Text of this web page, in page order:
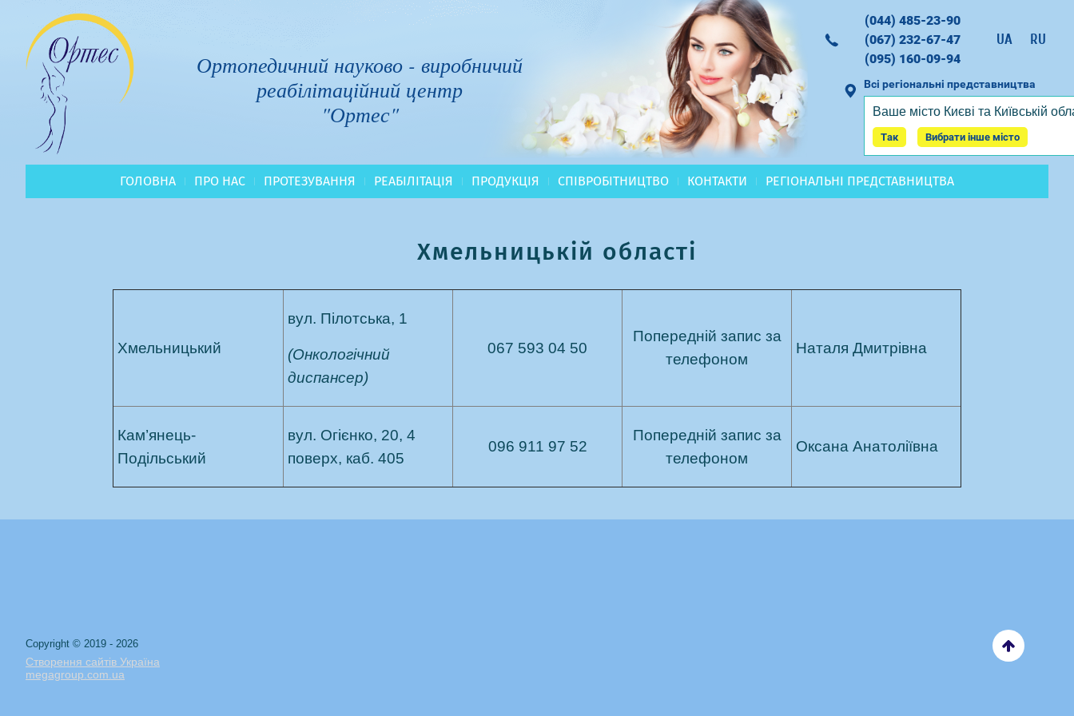
Ортопедичний науково - виробничий
реабілітаційний центр
"Ортес"
(044) 485-23-90
(067) 232-67-47
(095) 160-09-94
RU
UA
Ваше місто Києві та Київській
Так Вибрати інше місто
Всі регіональні представництва
Замовити дзвінок
ГОЛОВНА ПРО НАС ПРОТЕЗУВАННЯ РЕАБІЛІТАЦІЯ ПРОДУКЦІЯ СПІВРОБІТНИЦТВО КОНТАКТИ РЕГІОНАЛЬНІ ПРЕДСТАВНИЦТВА
Хмельницькій області
Хмельницький
вул. Пілотська, 1
(Онкологічний
диспансер)
067 593 04 50
Попередній запис за
телефоном
Наталя Дмитрівна
Кам’янець-
Подільський
вул. Огієнко, 20, 4
поверх, каб. 405
096 911 97 52
Попередній запис за
телефоном
Оксана Анатоліївна
Copyright © 2019 - 2026
Створення сайтів Україна
megagroup.com.ua